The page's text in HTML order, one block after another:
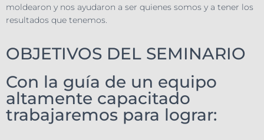
moldearon y nos ayudaron a ser quienes somos y a tener los
resultados que tenemos.
OBJETIVOS DEL SEMINARIO
Con la guía de un equipo
altamente capacitado
trabajaremos para lograr: